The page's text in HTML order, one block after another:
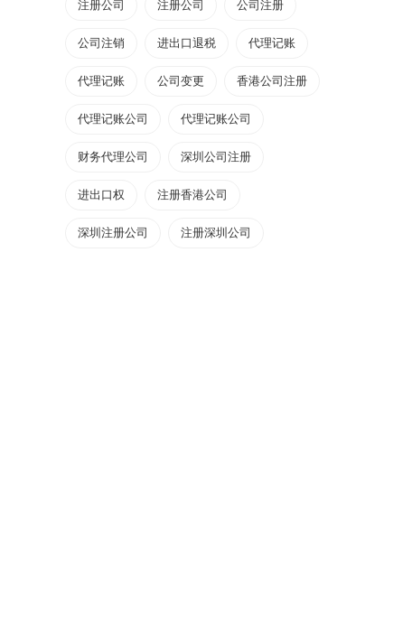
注册公司 注册公司 公司注册
公司注销 进出口退税 代理记账
代理记账 公司变更 香港公司注册
代理记账公司 代理记账公司
财务代理公司 深圳公司注册
进出口权 注册香港公司
深圳注册公司 注册深圳公司